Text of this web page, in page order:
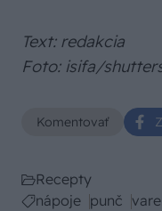
Text: redakcia
Foto: isifa/
Komentovať
Recepty
nápoje punč